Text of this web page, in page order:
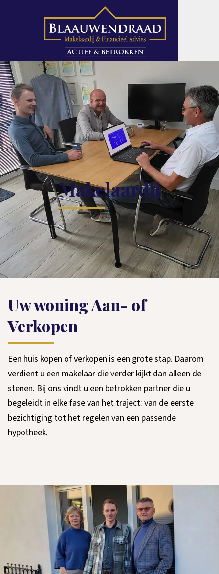
Makelaardij
Uw woning Aan- of
Verkopen
Een huis kopen of verkopen is een grote stap. Daarom
verdient u een makelaar die verder kijkt dan alleen de
stenen. Bij ons vindt u een betrokken partner die u
begeleidt in elke fase van het traject: van de eerste
bezichtiging tot het regelen van een passende
hypotheek.